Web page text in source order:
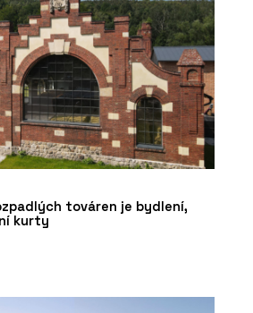
továren je bydlení,
kurty